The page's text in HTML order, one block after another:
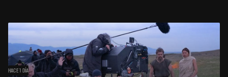
HACE 1 DÍA